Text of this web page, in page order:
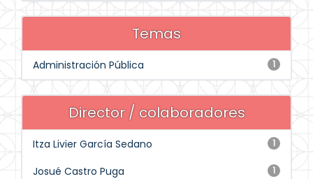
Temas
1
Administración Pública
Director / colaboradores
1
Itza Livier García Sedano
1
Josué Castro Puga